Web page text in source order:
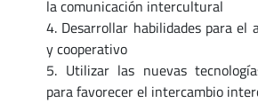
la comunicación intercultural
4. Desarrollar habilidades para el
y cooperativo
5. Utilizar las nuevas
para favorecer el intercambio